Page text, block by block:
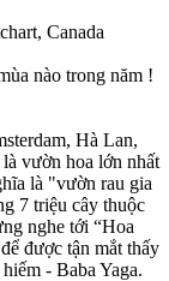
nào trong năm !
Hà Lan,
vườn hoa lớn nhất
là "vườn rau gia
7 triệu cây thuộc
nghe tới “Hoa
được tận mắt thấy
- Baba Yaga.